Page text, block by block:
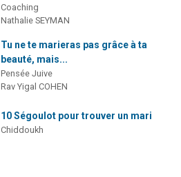
Coaching
Nathalie SEYMAN
Tu ne te marieras pas grâce à ta
beauté, mais...
Pensée Juive
Rav Yigal COHEN
10 Ségoulot pour trouver un mari
Chiddoukh